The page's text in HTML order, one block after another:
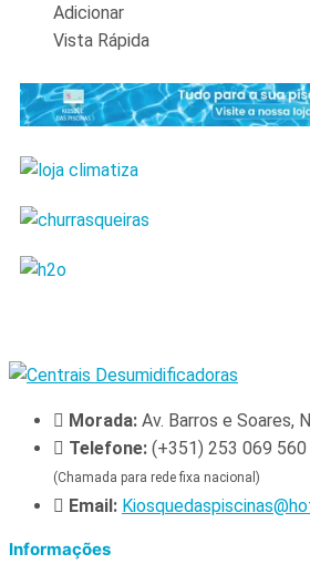
Adicionar
Vista Rápida
Morada: Av. Barros e Soares,
Telefone: (+351) 253 069 560
(Chamada para rede fixa nacional)
Email:
Informações